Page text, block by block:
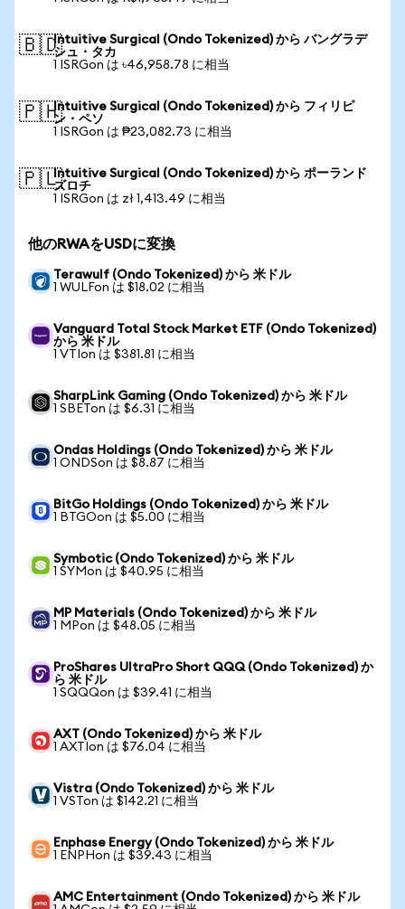
🇧🇩Intuitive Surgical (Ondo Tokenized) から バングラデ
シュ・タカ
1 ISRGon は ৳46,958.78 に相当
🇵🇭Intuitive Surgical (Ondo Tokenized) から フィリピ
ン・ペソ
1 ISRGon は ₱23,082.73 に相当
🇵🇱Intuitive Surgical (Ondo Tokenized) から ポーランド
ズロチ
1 ISRGon は zł 1,413.49 に相当
他のRWAをUSDに変換
Terawulf (Ondo Tokenized) から 米ドル
1 WULFon は $18.02 に相当
Vanguard Total Stock Market ETF (Ondo Tokenized)
から 米ドル
1 VTIon は $381.81 に相当
SharpLink Gaming (Ondo Tokenized) から 米ドル
1 SBETon は $6.31 に相当
Ondas Holdings (Ondo Tokenized) から 米ドル
1 ONDSon は $8.87 に相当
BitGo Holdings (Ondo Tokenized) から 米ドル
1 BTGOon は $5.00 に相当
Symbotic (Ondo Tokenized) から 米ドル
1 SYMon は $40.95 に相当
MP Materials (Ondo Tokenized) から 米ドル
1 MPon は $48.05 に相当
ProShares UltraPro Short QQQ (Ondo Tokenized) か
ら 米ドル
1 SQQQon は $39.41 に相当
AXT (Ondo Tokenized) から 米ドル
1 AXTIon は $76.04 に相当
Vistra (Ondo Tokenized) から 米ドル
1 VSTon は $142.21 に相当
Enphase Energy (Ondo Tokenized) から 米ドル
1 ENPHon は $39.43 に相当
AMC Entertainment (Ondo Tokenized) から 米ドル